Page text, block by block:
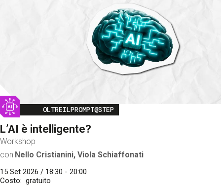
Image
OLTREILPROMPT@STEP
L’AI è intelligente?
Workshop
con Nello Cristianini, Viola Schiaffonati
15 Set 2026 / 18:30 - 20:00
Costo
gratuito